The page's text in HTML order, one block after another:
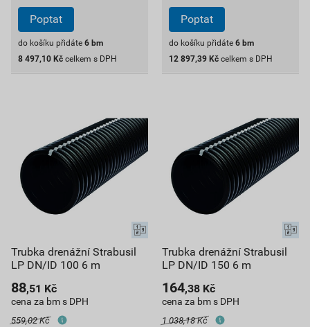
Poptat
do košíku přidáte 6 bm
8 497,10 Kč celkem s DPH
Poptat
do košíku přidáte 6 bm
12 897,39 Kč celkem s DPH
Trubka drenážní Strabusil
LP DN/ID 100 6 m
88,51 Kč
cena za bm s DPH
559,02 Kč
Trubka drenážní Strabusil
LP DN/ID 150 6 m
164,38 Kč
cena za bm s DPH
1 038,18 Kč